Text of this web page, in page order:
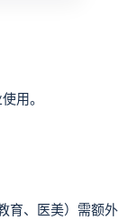
用。
育、医美）需额外